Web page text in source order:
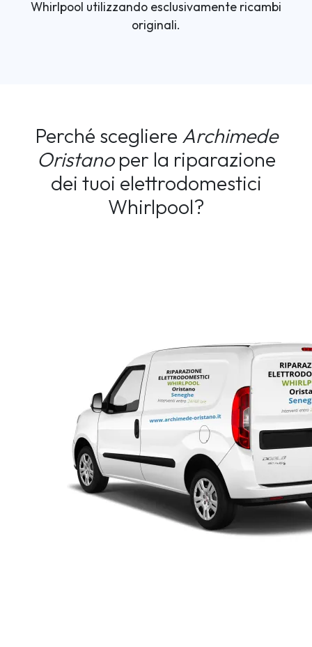
Whirlpool utilizzando esclusivamente ricambi
originali.
Perché scegliere Archimede
Oristanoper la riparazione
dei tuoi elettrodomestici
Whirlpool?